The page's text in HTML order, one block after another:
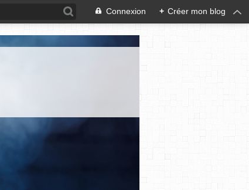
Connexion + Créer mon blog